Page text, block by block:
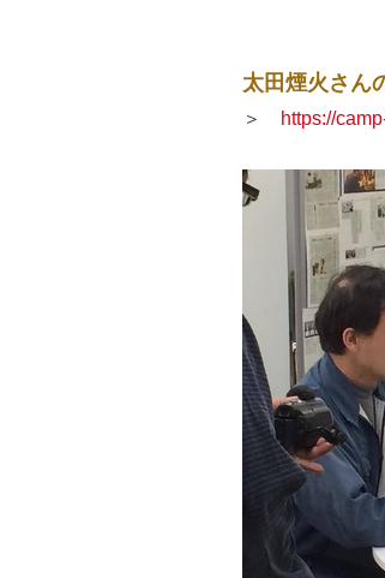
太田煙火さん
＞ https://